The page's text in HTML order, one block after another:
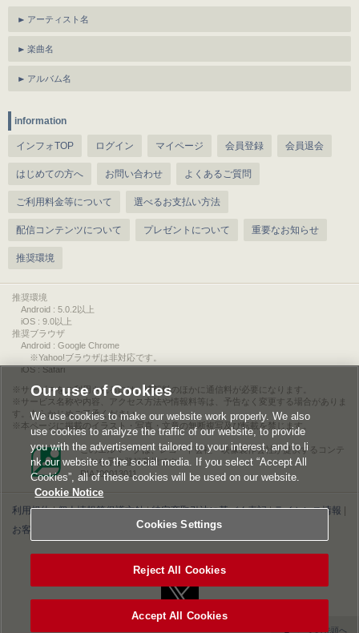
アーティスト名
楽曲名
アルバム名
information
インフォTOP ログイン マイページ 会員登録 会員退会
はじめての方へ お問い合わせ よくあるご質問
ご利用料金等について 選べるお支払い方法
配信コンテンツについて プレゼントについて 重要なお知らせ
推奨環境
推奨環境
Android : 5.0.2以上
iOS : 9.0以上
推奨ブラウザ
Android : Google Chrome
※Yahoo!ブラウザは非対応です。
iOS : Safari
サービスをご利用されるには、情報料のほかに通信料が必要になります。
サービス名称や内容、アクセス方法や情報料等は、予告なく変更する場合がありま
す。あらかじめご了承ください。
本ページに掲載のイラスト・写真・文章の無断複写及び転載を禁じます。
このエルマークは、レコード会社・映像製作会社が提供するコンテ
ンツを示す登録商標です。
RIAJ00013011
利用規約|個人情報等保護方針|特定商取引法に基づく表記|ライセンス情報
お客様情報の外部送信について|Cookies Settings
▲ページの先頭へ
Our use of Cookies
We use cookies to make our website work properly. We also
use cookies to analyze the traffic of our website, to provide
you with the advertisement tailored to your interest, and to li
nk our website to the social media. If you select “Accept All
Cookies”, all of these cookies will be used on our website.
Cookie Notice
Cookies Settings
Reject All Cookies
Accept All Cookies